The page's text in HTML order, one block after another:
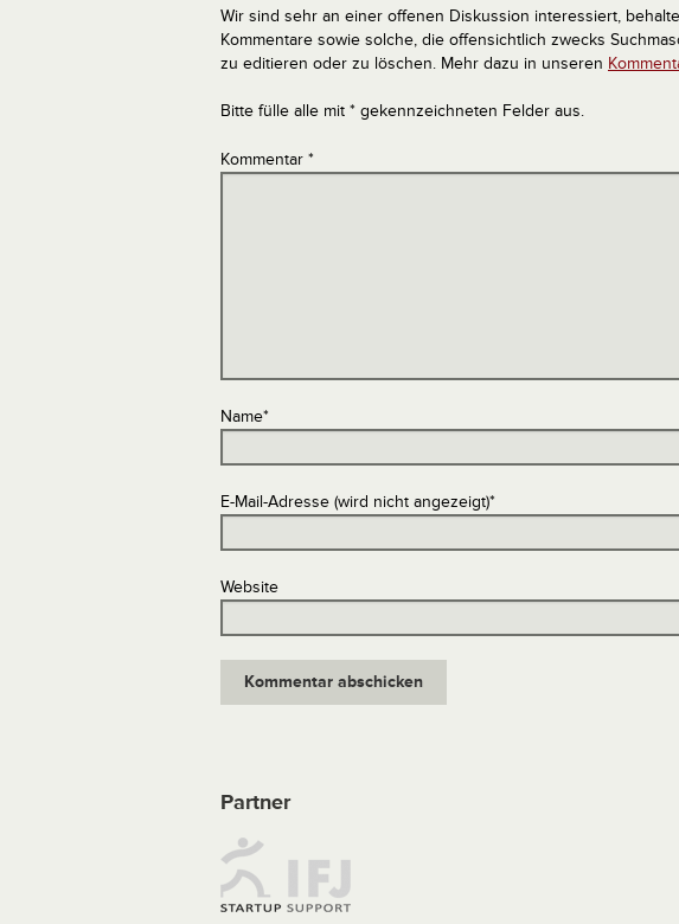
Wir sind sehr an einer offenen Diskussion interessiert,
Kommentare sowie solche, die offensichtlich zwecks
zu editieren oder zu löschen. Mehr dazu in unseren
Bitte fülle alle mit * gekennzeichneten Felder aus.
Kommentar *
Name*
E-Mail-Adresse (wird nicht angezeigt)*
Website
Partner